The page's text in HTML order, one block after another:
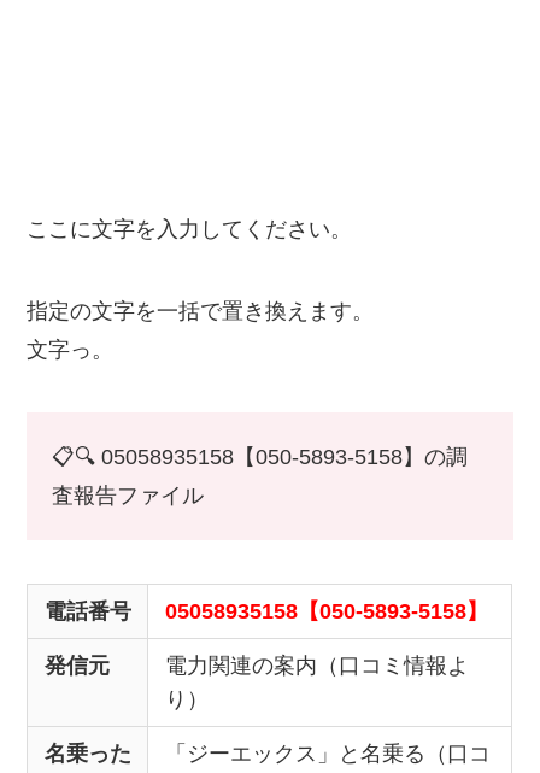
ここに文字を入力してください。
指定の文字を一括で置き換えます。
文字っ。
📋🔍 05058935158【050-5893-5158】の調
査報告ファイル
電話番号 05058935158【050-5893-5158】
発信元
電力関連の案内（口コミ情報よ
り）
名乗った
「ジーエックス」と名乗る（口コ